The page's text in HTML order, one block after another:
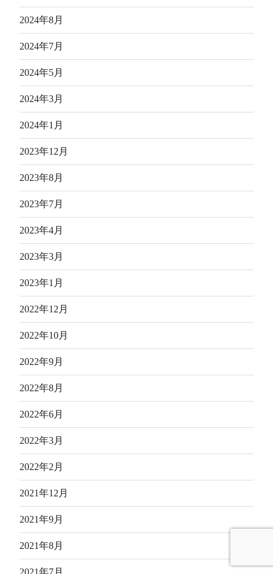
2024年8月
2024年7月
2024年5月
2024年3月
2024年1月
2023年12月
2023年8月
2023年7月
2023年4月
2023年3月
2023年1月
2022年12月
2022年10月
2022年9月
2022年8月
2022年6月
2022年3月
2022年2月
2021年12月
2021年9月
2021年8月
2021年7月